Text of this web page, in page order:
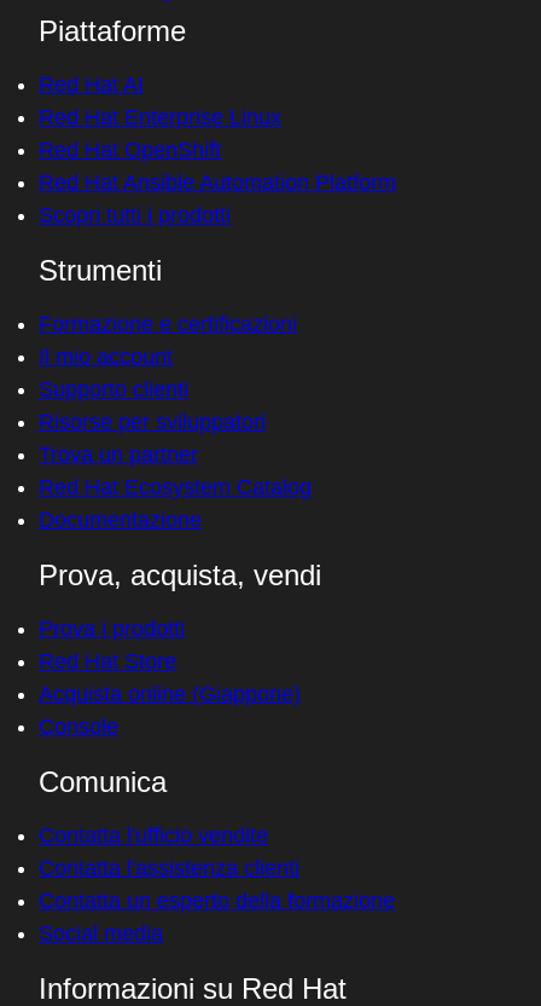
Piattaforme
Red Hat AI
Red Hat Enterprise Linux
Red Hat OpenShift
Red Hat Ansible Automation Platform
Scopri tutti i prodotti
Strumenti
Formazione e certificazioni
Il mio account
Supporto clienti
Risorse per sviluppatori
Trova un partner
Red Hat Ecosystem Catalog
Documentazione
Prova, acquista, vendi
Prova i prodotti
Red Hat Store
Acquista online (Giappone)
Console
Comunica
Contatta l'ufficio vendite
Contatta l'assistenza clienti
Contatta un esperto della formazione
Social media
Informazioni su Red Hat